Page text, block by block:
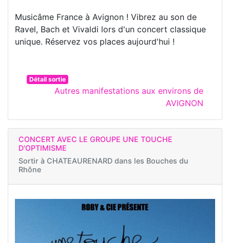
Musicâme France à Avignon ! Vibrez au son de
Ravel, Bach et Vivaldi lors d'un concert classique
unique. Réservez vos places aujourd'hui !
Détail sortie
Autres manifestations aux environs de
AVIGNON
CONCERT AVEC LE GROUPE UNE TOUCHE
D'OPTIMISME
Sortir à CHATEAURENARD dans les Bouches du
Rhône